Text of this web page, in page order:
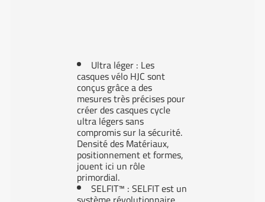
Ultra léger : Les
casques vélo HJC sont
conçus grâce a des
mesures très précises pour
créer des casques cycle
ultra légers sans
compromis sur la sécurité.
Densité des Matériaux,
positionnement et formes,
jouent ici un rôle
primordial.
SELFIT™ : SELFIT est un